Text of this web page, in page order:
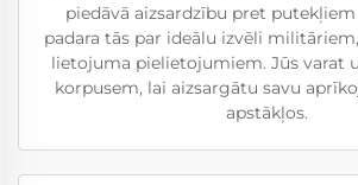
piedāvā aizsardzību pret
padara tās par ideālu izvēli
lietojuma pielietojumiem. Jūs varat
korpusem, lai aizsargātu savu
apstākļos.